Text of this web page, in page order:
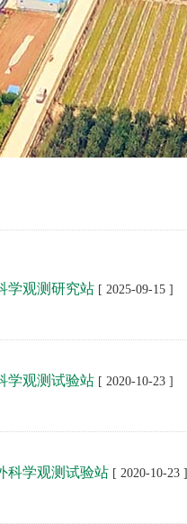
学观测研究站 [ 2025-09-15 ]
学观测试验站 [ 2020-10-23 ]
科学观测试验站 [ 2020-10-23 ]